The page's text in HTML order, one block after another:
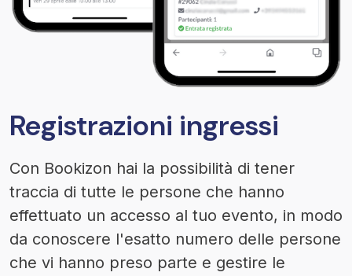
Registrazioni ingressi
Con Bookizon hai la possibilità di tener
traccia di tutte le persone che hanno
effettuato un accesso al tuo evento, in modo
da conoscere l'esatto numero delle persone
che vi hanno preso parte e gestire le